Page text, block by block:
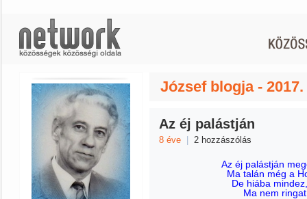
József blogja -
Az éj palástján
8 éve 2 hozzászólás
Az éj palástján
Ma talán még a
De hiába
Ma nem